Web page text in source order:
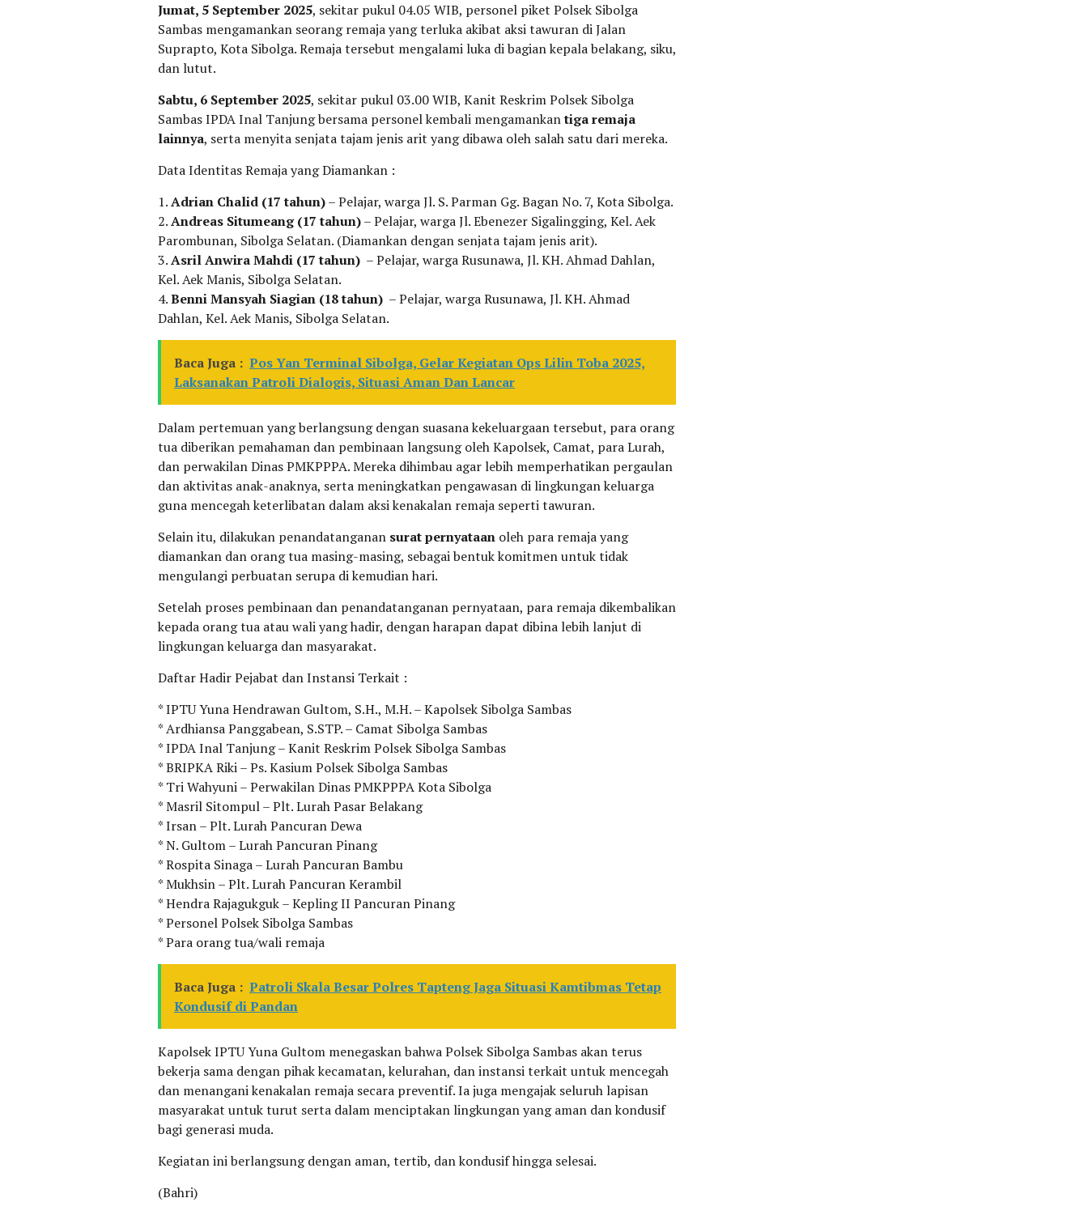
Jumat, 5 September 2025, sekitar pukul 04.05 WIB, personel piket Polsek Sibolga
Sambas mengamankan seorang remaja yang terluka akibat aksi tawuran di Jalan
Suprapto, Kota Sibolga. Remaja tersebut mengalami luka di bagian kepala belakang, siku,
dan lutut.
Sabtu, 6 September 2025, sekitar pukul 03.00 WIB, Kanit Reskrim Polsek Sibolga
Sambas IPDA Inal Tanjung bersama personel kembali mengamankantiga remaja
lainnya, serta menyita senjata tajam jenis arit yang dibawa oleh salah satu dari mereka.
Data Identitas Remaja yang Diamankan :
1.Adrian Chalid (17 tahun)– Pelajar, warga Jl. S. Parman Gg. Bagan No. 7, Kota Sibolga.
2.Andreas Situmeang (17 tahun)– Pelajar, warga Jl. Ebenezer Sigalingging, Kel. Aek
Parombunan, Sibolga Selatan. (Diamankan dengan senjata tajam jenis arit).
3.Asril Anwira Mahdi (17 tahun) – Pelajar, warga Rusunawa, Jl. KH. Ahmad Dahlan,
Kel. Aek Manis, Sibolga Selatan.
4.Benni Mansyah Siagian (18 tahun) – Pelajar, warga Rusunawa, Jl. KH. Ahmad
Dahlan, Kel. Aek Manis, Sibolga Selatan.
Baca Juga : Pos Yan Terminal Sibolga, Gelar Kegiatan Ops Lilin Toba 2025,
Laksanakan Patroli Dialogis, Situasi Aman Dan Lancar
Dalam pertemuan yang berlangsung dengan suasana kekeluargaan tersebut, para orang
tua diberikan pemahaman dan pembinaan langsung oleh Kapolsek, Camat, para Lurah,
dan perwakilan Dinas PMKPPPA. Mereka dihimbau agar lebih memperhatikan pergaulan
dan aktivitas anak-anaknya, serta meningkatkan pengawasan di lingkungan keluarga
guna mencegah keterlibatan dalam aksi kenakalan remaja seperti tawuran.
Selain itu, dilakukan penandatanganan surat pernyataan oleh para remaja yang
diamankan dan orang tua masing-masing, sebagai bentuk komitmen untuk tidak
mengulangi perbuatan serupa di kemudian hari.
Setelah proses pembinaan dan penandatanganan pernyataan, para remaja dikembalikan
kepada orang tua atau wali yang hadir, dengan harapan dapat dibina lebih lanjut di
lingkungan keluarga dan masyarakat.
Daftar Hadir Pejabat dan Instansi Terkait :
* IPTU Yuna Hendrawan Gultom, S.H., M.H. – Kapolsek Sibolga Sambas
* Ardhiansa Panggabean, S.STP. – Camat Sibolga Sambas
* IPDA Inal Tanjung – Kanit Reskrim Polsek Sibolga Sambas
* BRIPKA Riki – Ps. Kasium Polsek Sibolga Sambas
* Tri Wahyuni – Perwakilan Dinas PMKPPPA Kota Sibolga
* Masril Sitompul – Plt. Lurah Pasar Belakang
* Irsan – Plt. Lurah Pancuran Dewa
* N. Gultom – Lurah Pancuran Pinang
* Rospita Sinaga – Lurah Pancuran Bambu
* Mukhsin – Plt. Lurah Pancuran Kerambil
* Hendra Rajagukguk – Kepling II Pancuran Pinang
* Personel Polsek Sibolga Sambas
* Para orang tua/wali remaja
Baca Juga : Patroli Skala Besar Polres Tapteng Jaga Situasi Kamtibmas Tetap
Kondusif di Pandan
Kapolsek IPTU Yuna Gultom menegaskan bahwa Polsek Sibolga Sambas akan terus
bekerja sama dengan pihak kecamatan, kelurahan, dan instansi terkait untuk mencegah
dan menangani kenakalan remaja secara preventif. Ia juga mengajak seluruh lapisan
masyarakat untuk turut serta dalam menciptakan lingkungan yang aman dan kondusif
bagi generasi muda.
Kegiatan ini berlangsung dengan aman, tertib, dan kondusif hingga selesai.
(Bahri)